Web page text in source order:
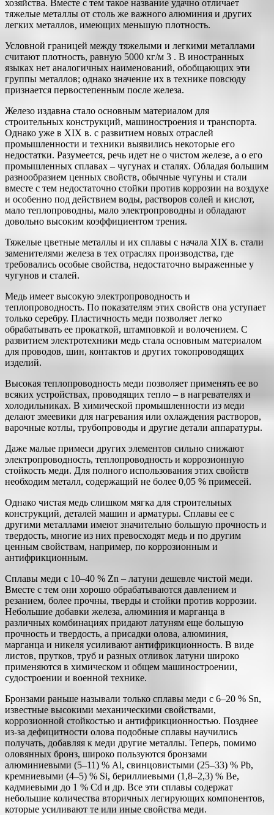
хозяйства. Вместе с тем такое название удачно отличает
тяжелые металлы от столь же важного алюминия и других
легких металлов, имеющих меньшую плотность.
Условной границей между тяжелыми и легкими металлами
считают плотность, равную 5000 кг/м 3 . В иностранных
языках нет аналогичных наименований, обобщающих эти
группы металлов; однако значение их в технике повсюду
признается первостепенным после железа.
Железо издавна стало основным материалом для
строительных конструкций, машиностроения и транспорта.
Однако уже в XIX в. с развитием новых отраслей
промышленности и техники выявились некоторые его
недостатки. Разумеется, речь идет не о чистом железе, а о его
промышленных сплавах – чугунах и сталях. Обладая большим
разнообразием ценных свойств, обычные чугуны и стали
вместе с тем недостаточно стойки против коррозии на воздухе
и особенно под действием воды, растворов солей и кислот,
мало теплопроводны, мало электропроводны и обладают
довольно высоким коэффициентом трения.
Тяжелые цветные металлы и их сплавы с начала XIX в. стали
заменителями железа в тех отраслях производства, где
требовались особые свойства, недостаточно выраженные у
чугунов и сталей.
Медь имеет высокую электропроводность и
теплопроводность. По показателям этих свойств она уступает
только серебру. Пластичность меди позволяет легко
обрабатывать ее прокаткой, штамповкой и волочением. С
развитием электротехники медь стала основным материалом
для проводов, шин, контактов и других токопроводящих
изделий.
Высокая теплопроводность меди позволяет применять ее во
всяких устройствах, проводящих тепло – в нагревателях и
холодильниках. В химической промышленности из меди
делают змеевики для нагревания или охлаждения растворов,
варочные котлы, трубопроводы и другие детали аппаратуры.
Даже малые примеси других элементов сильно снижают
электропроводность, теплопроводность и коррозионную
стойкость меди. Для полного использования этих свойств
необходим металл, содержащий не более 0,05 % примесей.
Однако чистая медь слишком мягка для строительных
конструкций, деталей машин и арматуры. Сплавы ее с
другими металлами имеют значительно большую прочность и
твердость, многие из них превосходят медь и по другим
ценным свойствам, например, по коррозионным и
антифрикционным.
Сплавы меди с 10–40 % Zn – латуни дешевле чистой меди.
Вместе с тем они хорошо обрабатываются давлением и
резанием, более прочны, тверды и стойки против коррозии.
Небольшие добавки железа, алюминия и марганца в
различных комбинациях придают латуням еще большую
прочность и твердость, а присадки олова, алюминия,
марганца и никеля усиливают антифрикционность. В виде
листов, прутков, труб и разных отливок латуни широко
применяются в химическом и общем машиностроении,
судостроении и военной технике.
Бронзами раньше называли только сплавы меди с 6–20 % Sn,
известные высокими механическими свойствами,
коррозионной стойкостью и антифрикционностью. Позднее
из-за дефицитности олова подобные сплавы научились
получать, добавляя к меди другие металлы. Теперь, помимо
оловянных бронз, широко пользуются бронзами
алюминиевыми (5–11) % Аl, свинцовистыми (25–33) % Рb,
кремниевыми (4–5) % Si, бериллиевыми (1,8–2,3) % Be,
кадмиевыми до 1 % Cd и др. Все эти сплавы содержат
небольшие количества вторичных легирующих компонентов,
которые усиливают те или иные свойства меди.